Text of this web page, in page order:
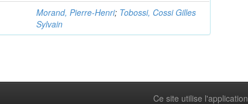
Morand, Pierre-Henri; Tobossi, Cossi Gilles
Sylvain
Ce site utilise l'application